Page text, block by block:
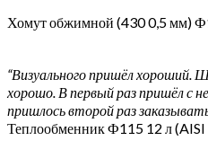
Хомут обжимной (430 0,5 мм)
“Визуального пришёл хороший.
хорошо. В первый раз пришёл с
пришлось второй раз
Теплообменник Ф115 12 л